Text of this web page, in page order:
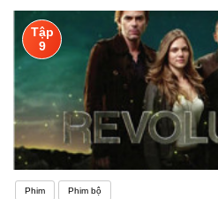
Tập
9
Phim Phim bộ